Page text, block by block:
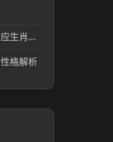
一刀切是什么生肖_一刀切对应生肖民俗文化解读
格解析